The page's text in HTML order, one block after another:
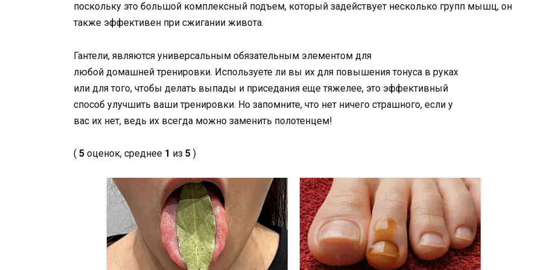
поскольку это большой комплексный подъем, который задействует несколько групп мышц, он
также эффективен при сжигании живота.
Гантели, являются универсальным обязательным элементом для
любой домашней тренировки. Используете ли вы их для повышения тонуса в руках
или для того, чтобы делать выпады и приседания еще тяжелее, это эффективный
способ улучшить ваши тренировки. Но запомните, что нет ничего страшного, если у
вас их нет, ведь их всегда можно заменить полотенцем!
( 5 оценок, среднее 1 из 5 )